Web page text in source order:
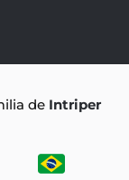
de Intriper